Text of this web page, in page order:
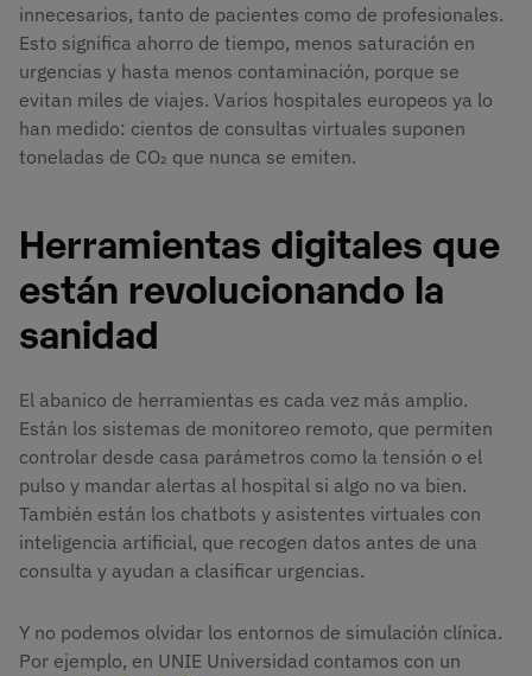
innecesarios, tanto de pacientes como de profesionales.
Esto significa ahorro de tiempo, menos saturación en
urgencias y hasta menos contaminación, porque se
evitan miles de viajes. Varios hospitales europeos ya lo
han medido: cientos de consultas virtuales suponen
toneladas de CO₂ que nunca se emiten.
Herramientas digitales que
están revolucionando la
sanidad
El abanico de herramientas es cada vez más amplio.
Están los sistemas de monitoreo remoto, que permiten
controlar desde casa parámetros como la tensión o el
pulso y mandar alertas al hospital si algo no va bien.
También están los chatbots y asistentes virtuales con
inteligencia artificial, que recogen datos antes de una
consulta y ayudan a clasificar urgencias.
Y no podemos olvidar los entornos de simulación clínica.
Por ejemplo, en UNIE Universidad contamos con un